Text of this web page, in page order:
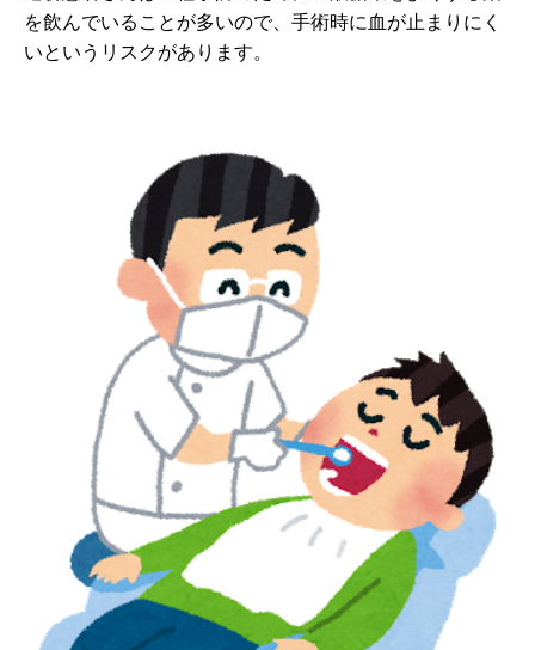
を飲んでいることが多いので、手術時に血が止まりにく
いというリスクがあります。